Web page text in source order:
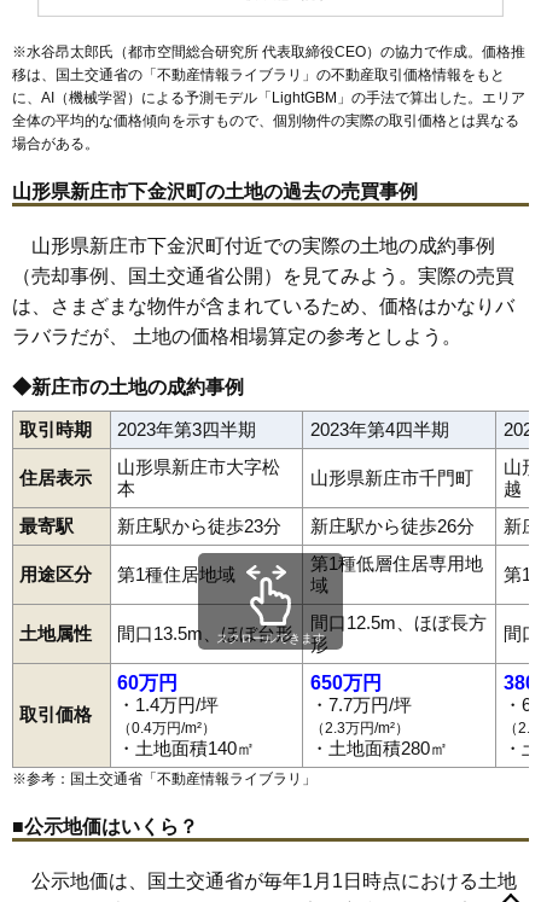
※水谷昂太郎氏（都市空間総合研究所 代表取締役CEO）の協力で作成。価格推
移は、国土交通省の「不動産情報ライブラリ 」の不動産取引価格情報をもと
に、AI（機械学習）による予測モデル「LightGBM」の手法で算出した。エリア
全体の平均的な価格傾向を示すもので、個別物件の実際の取引価格とは異なる
場合がある。
山形県新庄市下金沢町の土地の過去の売買事例
山形県新庄市下金沢町付近での実際の土地の成約事例
（売却事例、国土交通省公開）を見てみよう。実際の売買
は、さまざまな物件が含まれているため、価格はかなりバ
ラバラだが、 土地の価格相場算定の参考としよう。
◆新庄市の土地の成約事例
取引時期 2023年第3四半期 2023年第4四半期
住居表示
山形県新庄市大字松
本
山形県新庄市千門町
山
越
最寄駅
新庄駅から徒歩23分 新庄駅から徒歩26分 新
用途区分 第1種住居地域
第1種低層住居専用地
域
第1
土地属性 間口13.5m、ほぼ台形
間口12.5m、ほぼ長方
形
間
取引価格
60万円
・1.4万円/坪
（0.4万円/m²）
・土地面積140㎡
650万円
・7.7万円/坪
（2.3万円/m²）
・土地面積280㎡
380
・
（
・
スクロールできます
※参考：国土交通省「不動産情報ライブラリ 」
■公示地価はいくら？
公示地価は、国土交通省が毎年1月1日時点における土地